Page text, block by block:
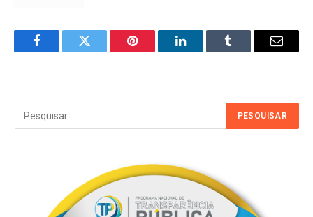
FacebookTwitter Pinterest LinkedInTumblr Email